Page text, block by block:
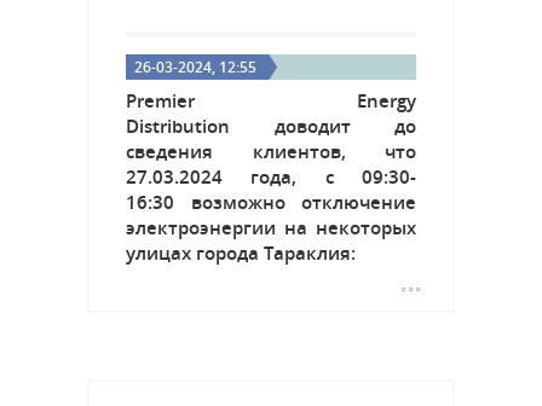
26-03-2024, 12:55
Premier Energy
Distribution доводит до
сведения клиентов, что
27.03.2024 года, с 09:30-
16:30 возможно отключение
электроэнергии на некоторых
улицах города Тараклия: